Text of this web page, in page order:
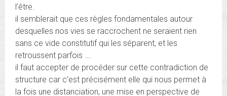
l’être.
il semblerait que ces règles fondamentales autour
desquelles nos vies se raccrochent ne seraient rien
sans ce vide constitutif qui les séparent, et les
retroussent parfois ….
il faut accepter de procéder sur cette contradiction de
structure car c’est précisément elle qui nous permet à
la fois une distanciation, une mise en perspective de